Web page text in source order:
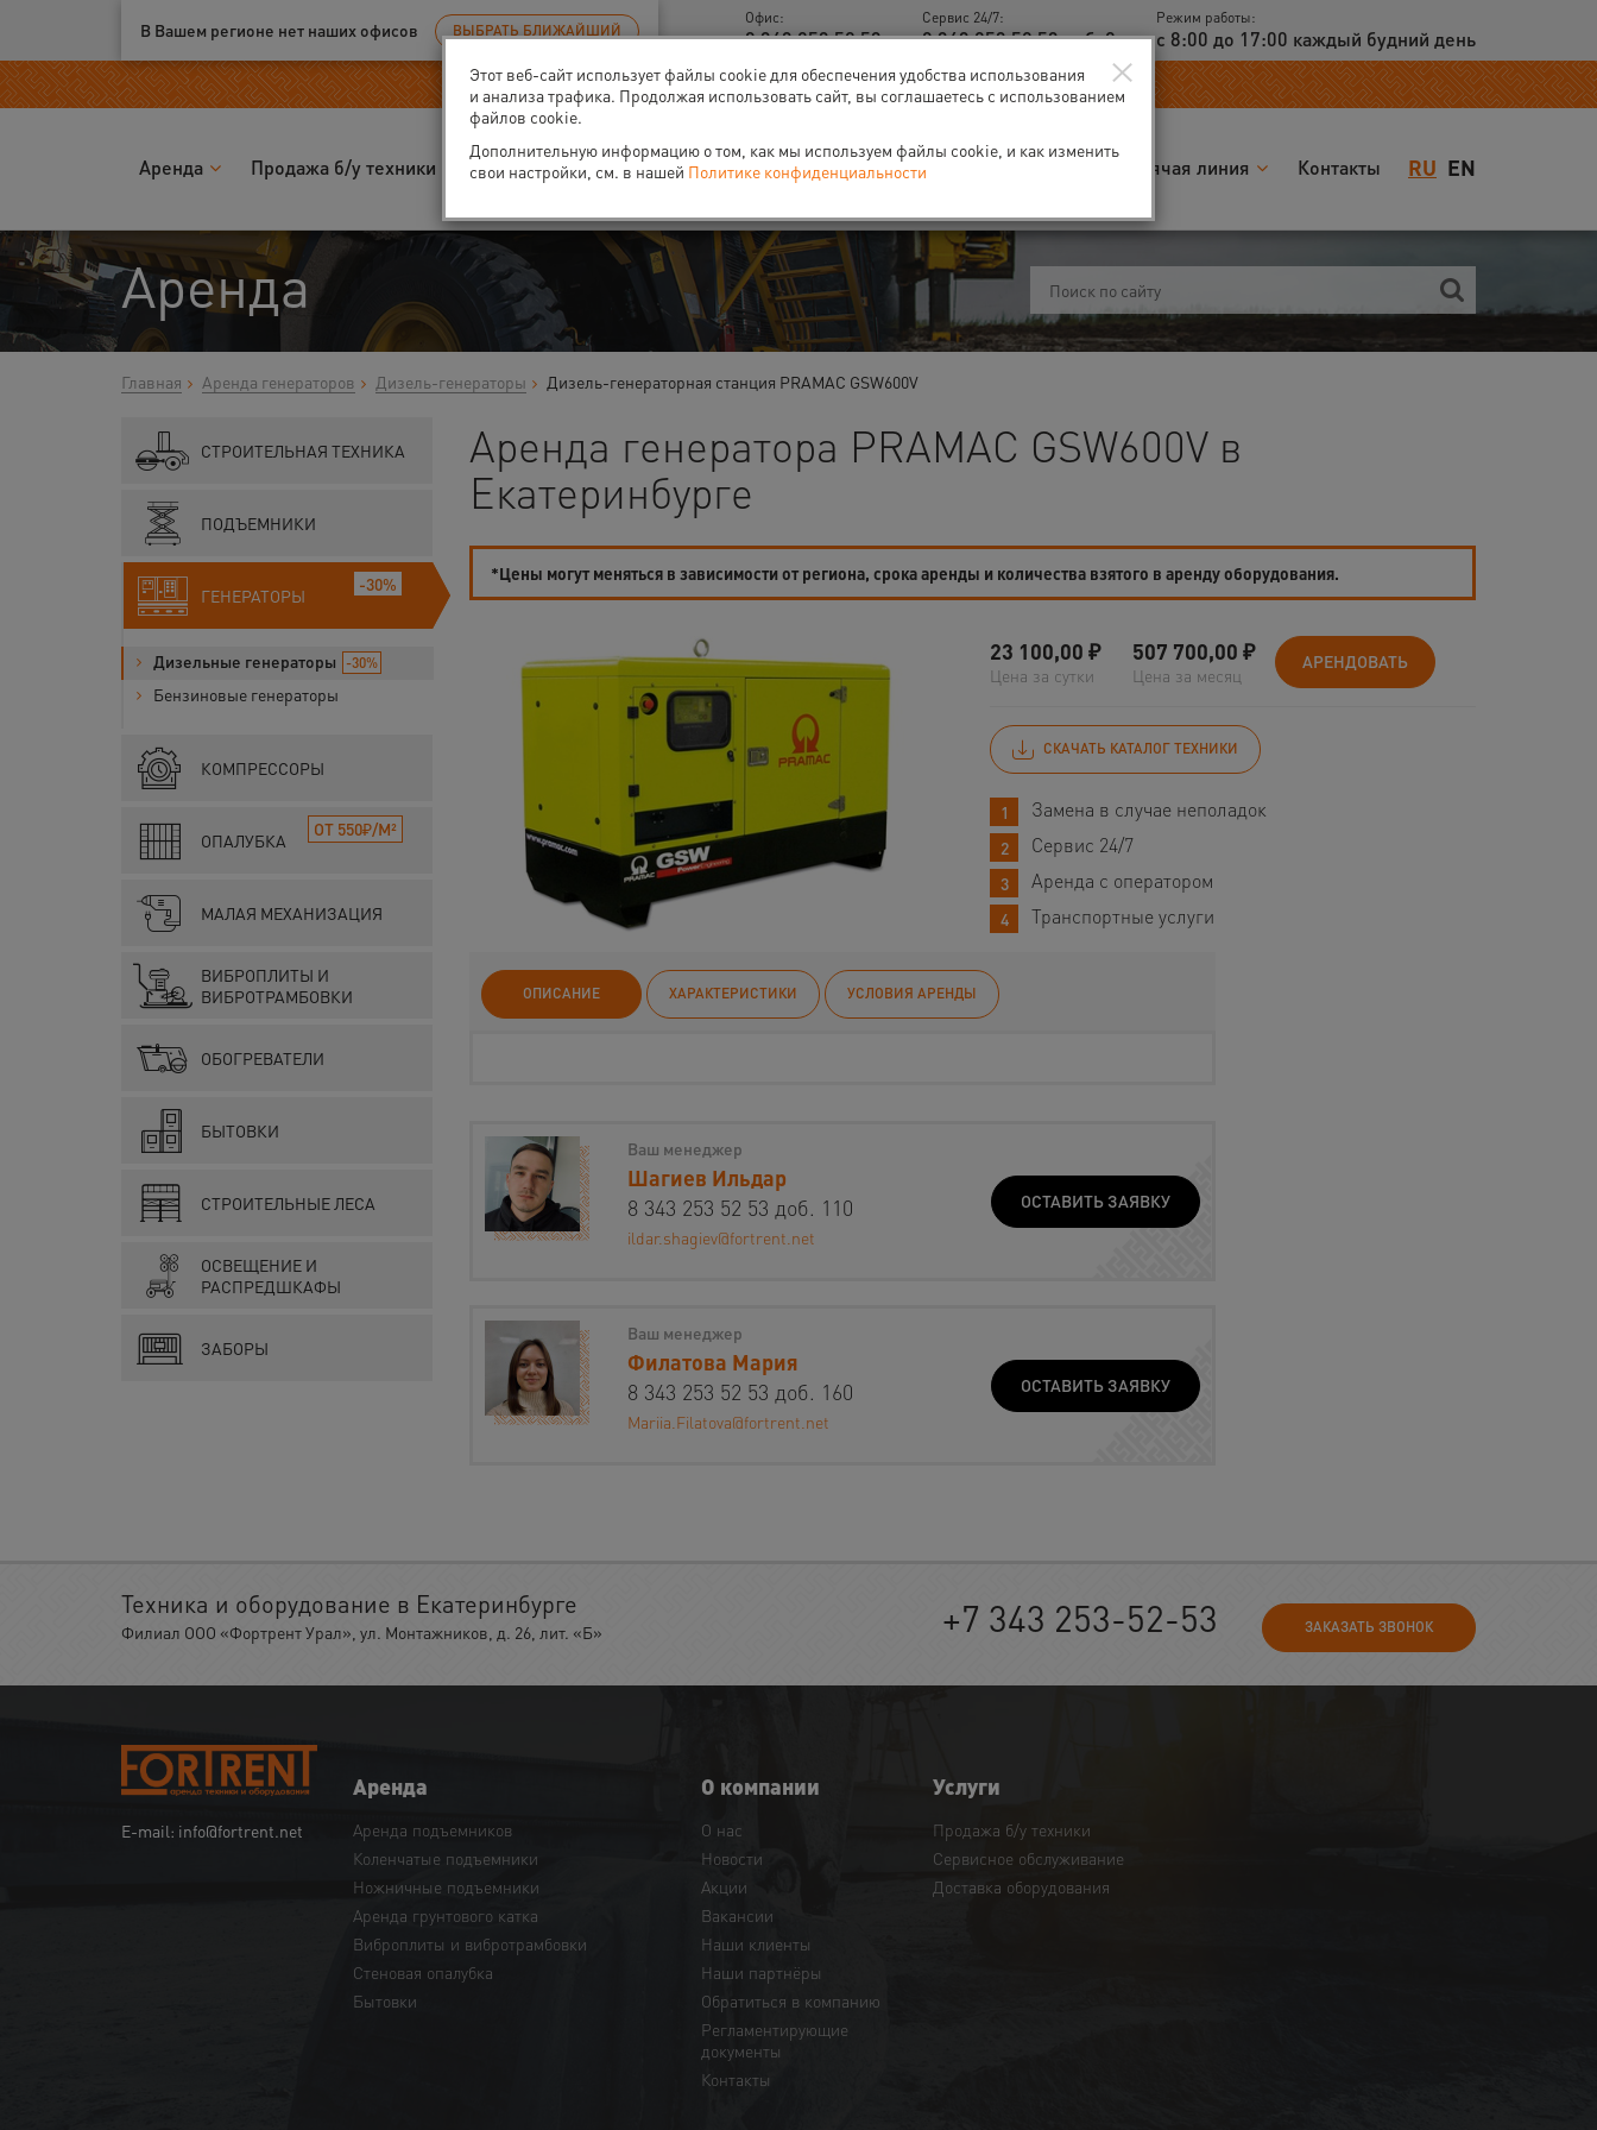
Ваш город:Екатеринбург
В Вашем регионе нет наших офисов ВЫБРАТЬ БЛИЖАЙШИЙ
Офис:
8 343 253 52 53
Сервис 24/7:
8 343 253 52 53 доб. 2
Режим работы:
с 8:00 до 17:00 каждый будний день
RU EN
Аренда Продажа б/у техники Запчасти О нас События Горячая линия Контакты
Аренда
Главная Аренда генераторов Дизель-генераторы Дизель-генераторная станция PRAMAC GSW600V
СТРОИТЕЛЬНАЯ ТЕХНИКА
ПОДЪЕМНИКИ
ГЕНЕРАТОРЫ
-30%
Дизельные генераторы -30%
Бензиновые генераторы
КОМПРЕССОРЫ
ОПАЛУБКА
ОТ 550₽/М²
МАЛАЯ МЕХАНИЗАЦИЯ
ВИБРОПЛИТЫ И
ВИБРОТРАМБОВКИ
ОБОГРЕВАТЕЛИ
БЫТОВКИ
СТРОИТЕЛЬНЫЕ ЛЕСА
ОСВЕЩЕНИЕ И
РАСПРЕДШКАФЫ
ЗАБОРЫ
Аренда генератора PRAMAC GSW600V в
Екатеринбурге
*Цены могут меняться в зависимости от региона, срока аренды и количества взятого в аренду оборудования.
23 100,00 ₽
Цена за сутки
507 700,00 ₽
Цена за месяц
АРЕНДОВАТЬ
СКАЧАТЬ КАТАЛОГ ТЕХНИКИ
Замена в случае неполадок
Сервис 24/7
Аренда с оператором
Транспортные услуги
ОПИСАНИЕ ХАРАКТЕРИСТИКИ УСЛОВИЯ АРЕНДЫ
Ваш менеджер
Шагиев Ильдар
8 343 253 52 53 доб. 110
ildar.shagiev@fortrent.net
ОСТАВИТЬ ЗАЯВКУ
Ваш менеджер
Филатова Мария
8 343 253 52 53 доб. 160
Mariia.Filatova@fortrent.net
ОСТАВИТЬ ЗАЯВКУ
Техника и оборудование в Екатеринбурге
Филиал ООО «Фортрент Урал», ул. Монтажников, д. 26, лит. «Б» +7 343 253-52-53 ЗАКАЗАТЬ ЗВОНОК
E-mail: info@fortrent.net
Аренда
Аренда подъемников
Коленчатые подъемники
Ножничные подъемники
Аренда грунтового катка
Виброплиты и вибротрамбовки
Cтеновая опалубка
Бытовки
О компании
О нас
Новости
Акции
Вакансии
Наши клиенты
Наши партнёры
Обратиться в компанию
Регламентирующие
документы
Контакты
Услуги
Продажа б/у техники
Сервисное обслуживание
Доставка оборудования
×
Этот веб-сайт использует файлы cookie для обеспечения удобства использования
и анализа трафика. Продолжая использовать сайт, вы соглашаетесь с использованием
файлов cookie.
Дополнительную информацию о том, как мы используем файлы cookie, и как изменить
свои настройки, см. в нашей Политике конфиденциальности